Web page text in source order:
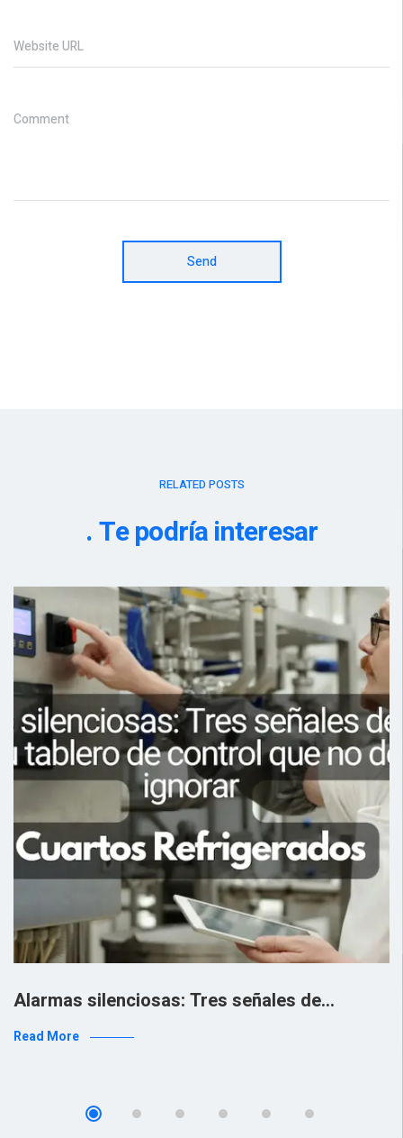
Website URL
Comment
Send
RELATED POSTS
Te podría interesar
Alarmas silenciosas: Tres señales de…
Read More